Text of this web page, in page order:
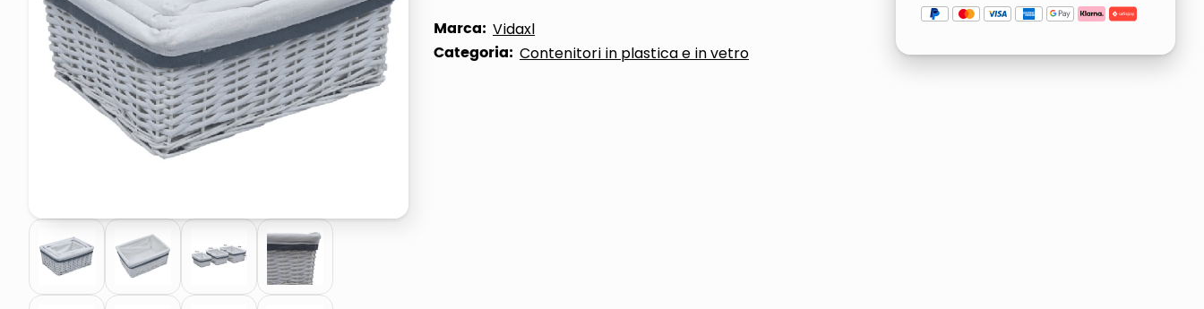
pattumiera raccolta differenziata
asciuga capelli spazzola
Marca: Vidaxl
Categoria: Contenitori in plastica e in vetro